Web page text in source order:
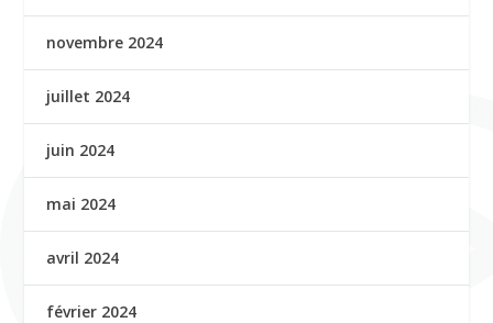
novembre 2024
juillet 2024
juin 2024
mai 2024
avril 2024
février 2024